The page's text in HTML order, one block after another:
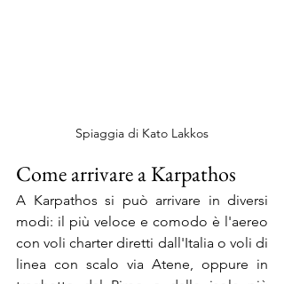
Spiaggia di Kato Lakkos
Come arrivare a Karpathos
A Karpathos si può arrivare in diversi
modi: il più veloce e comodo è l'aereo
con voli charter diretti dall'Italia o voli di
linea con scalo via Atene, oppure in